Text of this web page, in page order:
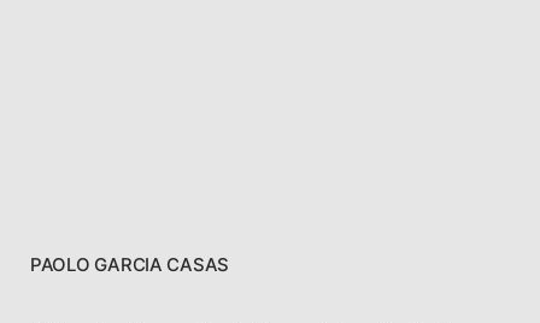
PAOLO GARCIA CASAS